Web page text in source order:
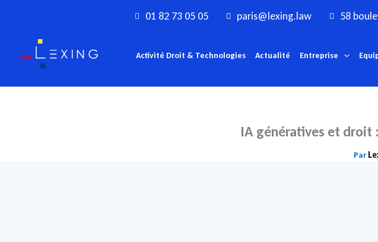
contenu
01 82 73 05 05 paris@lexing.law 58
Activité Droit & Technologies Actualité Entreprise
IA génératives et droit
Par